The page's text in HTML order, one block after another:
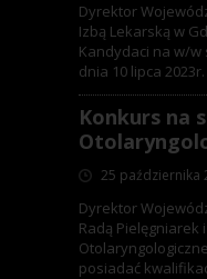
Dyrektor
Izbą Lekarską w
Kandydaci na w/
dnia 10 lipca
Konkurs na
25 października
Dyrektor
Radą Pielęgniarek
posiadać